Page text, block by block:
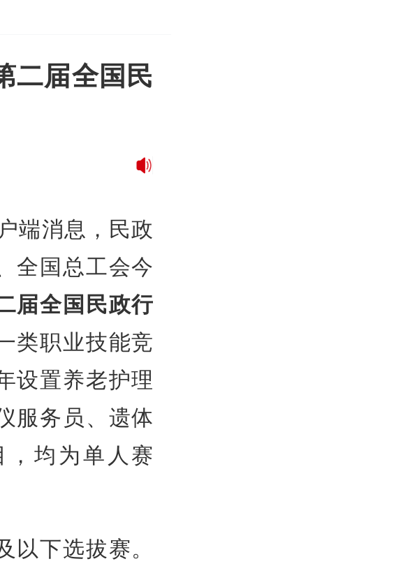
二届全国民
端消息，民政
全国总工会今
届全国民政行
类职业技能竞
设置养老护理
服务员、遗体
均为单人赛
以下选拔赛。